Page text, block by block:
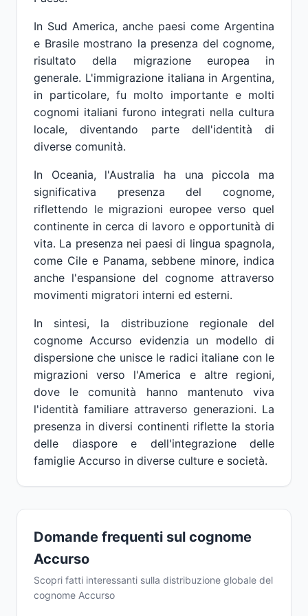
In Sud America, anche paesi come Argentina
e Brasile mostrano la presenza del cognome,
risultato della migrazione europea in
generale. L'immigrazione italiana in Argentina,
in particolare, fu molto importante e molti
cognomi italiani furono integrati nella cultura
locale, diventando parte dell'identità di
diverse comunità.
In Oceania, l'Australia ha una piccola ma
significativa presenza del cognome,
riflettendo le migrazioni europee verso quel
continente in cerca di lavoro e opportunità di
vita. La presenza nei paesi di lingua spagnola,
come Cile e Panama, sebbene minore, indica
anche l'espansione del cognome attraverso
movimenti migratori interni ed esterni.
In sintesi, la distribuzione regionale del
cognome Accurso evidenzia un modello di
dispersione che unisce le radici italiane con le
migrazioni verso l'America e altre regioni,
dove le comunità hanno mantenuto viva
l'identità familiare attraverso generazioni. La
presenza in diversi continenti riflette la storia
delle diaspore e dell'integrazione delle
famiglie Accurso in diverse culture e società.
Domande frequenti sul cognome
Accurso
Scopri fatti interessanti sulla distribuzione globale del
cognome Accurso